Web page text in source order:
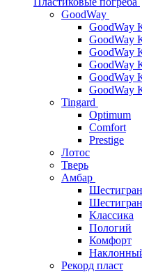
GoodWay
GoodWay
GoodWay
GoodWay
GoodWay
GoodWay
GoodWay
Tingard
Optimum
Comfort
Prestige
Лотос
Тверь
Амбар
Классика
Пологий
Комфорт
Рекорд пласт